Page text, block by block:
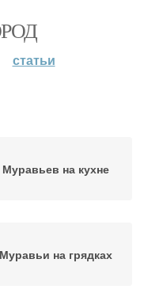
статьи
Муравьев на кухне
Муравьи на грядках